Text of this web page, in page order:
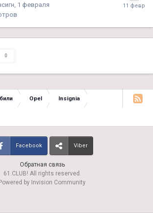
1 февраля
0
Opel Insignia
Обратная связь
Facebook Viber
61.CLUB! All rights reserved.
by Invision Community